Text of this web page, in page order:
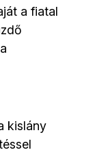
a fiatal
kislány